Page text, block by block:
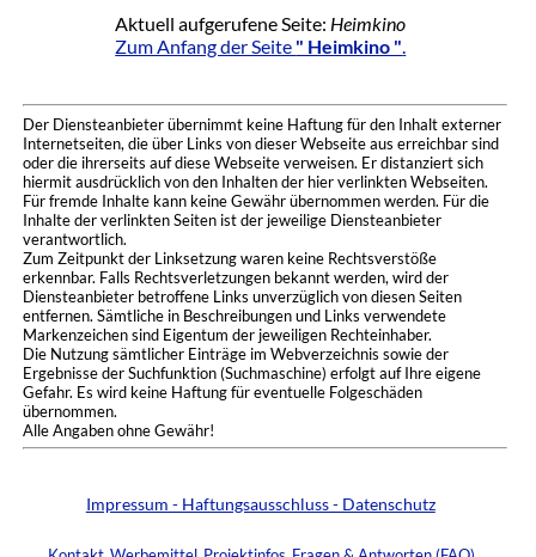
Aktuell aufgerufene Seite: Heimkino
Zum Anfang der Seite " Heimkino ".
Der Diensteanbieter übernimmt keine Haftung für den Inhalt externer
Internetseiten, die über Links von dieser Webseite aus erreichbar sind
oder die ihrerseits auf diese Webseite verweisen. Er distanziert sich
hiermit ausdrücklich von den Inhalten der hier verlinkten Webseiten.
Für fremde Inhalte kann keine Gewähr übernommen werden. Für die
Inhalte der verlinkten Seiten ist der jeweilige Diensteanbieter
verantwortlich.
Zum Zeitpunkt der Linksetzung waren keine Rechtsverstöße
erkennbar. Falls Rechtsverletzungen bekannt werden, wird der
Diensteanbieter betroffene Links unverzüglich von diesen Seiten
entfernen. Sämtliche in Beschreibungen und Links verwendete
Markenzeichen sind Eigentum der jeweiligen Rechteinhaber.
Die Nutzung sämtlicher Einträge im Webverzeichnis sowie der
Ergebnisse der Suchfunktion (Suchmaschine) erfolgt auf Ihre eigene
Gefahr. Es wird keine Haftung für eventuelle Folgeschäden
übernommen.
Alle Angaben ohne Gewähr!
Impressum - Haftungsausschluss - Datenschutz